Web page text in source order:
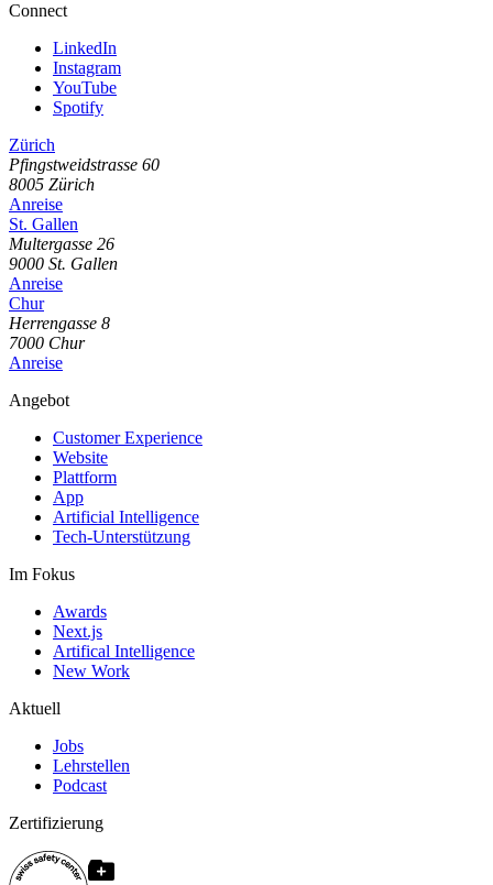
Connect
LinkedIn
Instagram
YouTube
Spotify
Zürich
Pfingstweidstrasse 60
8005 Zürich
Anreise
St. Gallen
Multergasse 26
9000 St. Gallen
Anreise
Chur
Herrengasse 8
7000 Chur
Anreise
Angebot
Customer Experience
Website
Plattform
App
Artificial Intelligence
Tech-Unterstützung
Im Fokus
Awards
Next.js
Artifical Intelligence
New Work
Aktuell
Jobs
Lehrstellen
Podcast
Zertifizierung